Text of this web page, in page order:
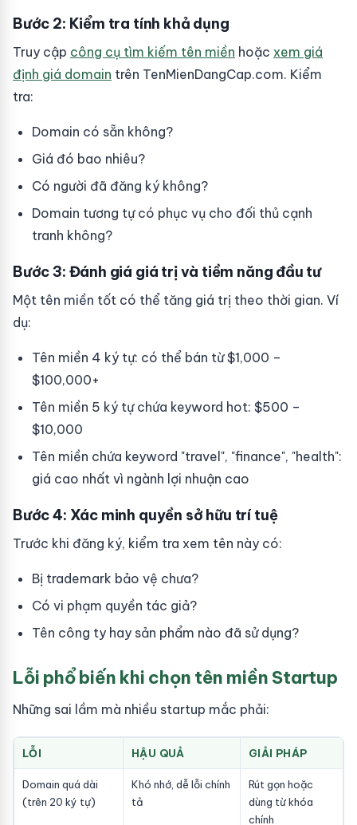
Bước 2: Kiểm tra tính khả dụng
Truy cập công cụ tìm kiếm tên miền hoặc xem giá
định giá domain trên TenMienDangCap.com. Kiểm
tra:
Domain có sẵn không?
Giá đó bao nhiêu?
Có người đã đăng ký không?
Domain tương tự có phục vụ cho đối thủ cạnh
tranh không?
Bước 3: Đánh giá giá trị và tiềm năng đầu tư
Một tên miền tốt có thể tăng giá trị theo thời gian. Ví
dụ:
Tên miền 4 ký tự: có thể bán từ $1,000 –
$100,000+
Tên miền 5 ký tự chứa keyword hot: $500 –
$10,000
Tên miền chứa keyword "travel", "finance", "health":
giá cao nhất vì ngành lợi nhuận cao
Bước 4: Xác minh quyền sở hữu trí tuệ
Trước khi đăng ký, kiểm tra xem tên này có:
Bị trademark bảo vệ chưa?
Có vi phạm quyền tác giả?
Tên công ty hay sản phẩm nào đã sử dụng?
Lỗi phổ biến khi chọn tên miền Startup
Những sai lầm mà nhiều startup mắc phải:
LỖI HẬU QUẢ GIẢI PHÁP
Domain quá dài
(trên 20 ký tự)
Khó nhớ, dễ lỗi chính
tả
Rút gọn hoặc
dùng từ khóa
chính